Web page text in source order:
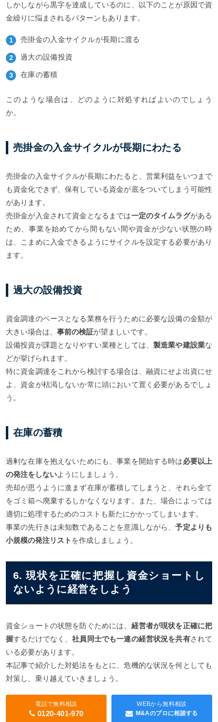
しかしながら黒字を達成しているのに、以下のことが原因で資
金繰りに悩まされるパターンもあります。
売掛金の入金サイクルが長期に渡る
過大の設備投資
在庫の蓄積
このような場合は、どのように対処すればよいのでしょう
か。
売掛金の入金サイクルが長期にわたる
売掛金の入金サイクルが長期にわたると、営業利益をいつまで
も資金化できず、保有している資金が底をついてしまう可能性
があります。
売掛金が入金されて資金となるまでは一定のタイムラグがある
ため、事業を始めてから間もない間や資金が少ない状態の時
は、こまめに入金できるようにサイクルを設定する必要があり
ます。
過大の設備投資
資金調達のベースとなる業務を行うために必要な設備の金額が
大きい場合は、 事前の検証が望ましいです。
設備投資が課題となりやすい業種としては、 製造業や建設業な
どが挙げられます。
特に資金調達をこれから検討する場合は、融資にせよ出資にせ
よ、資金が枯渇しないか常に頭において置く必要があるでしょ
う。
在庫の蓄積
過剰な在庫を抱えないためにも、事業を開始する時は必要以上
の発注をしないようにしましょう。
売却が思うように進まず在庫が蓄積してしまうと、それら全て
をゴミ箱へ廃棄するしかなくなります。また、場合によっては
適切に処理するためのコストも新たにかかってしまいます。
事業の先行きは未知数であることを意識しながら、予定よりも
小規模の発注リスト を作成しましょう。
6. 現状を正確に把握し資金ショートし
ないように経営をしよう
資金ショートの状態を防ぐためには、 経営者が現状を正確に把
握するだけでなく、社員同士でも一連の経営状況を共有されて
いる必要があります。
本記事で紹介した対処法をもとに、危機的な状況を何としても
対策し、乗り越えていきましょう。
電話で無料相談
0120-401-970
WEBから無料相談
M&Aのプロに相談する